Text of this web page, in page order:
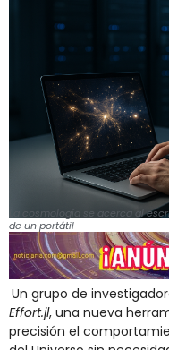
La cosmología se acerca al
de un portátil
Un grupo de
Effort.jl, una nueva
precisión el